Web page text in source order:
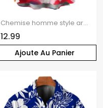
Ajoute Au Panier
Chemise homme style artiste français, à boutons, motif floral aquarelle colorblock
12.99